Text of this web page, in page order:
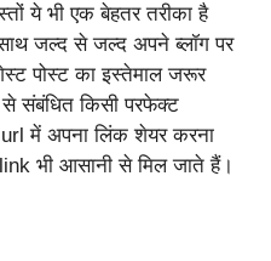
ये भी एक बेहतर तरीका है
जल्द से जल्द अपने ब्लॉग पर
पोस्ट का इस्तेमाल जरूर
संबंधित किसी परफेक्ट
में अपना लिंक शेयर करना
भी आसानी से मिल जाते हैं।